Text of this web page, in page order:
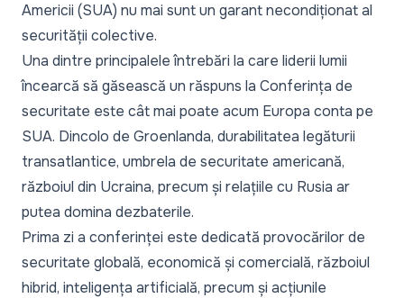
Americii (SUA) nu mai sunt un garant necondiționat al
securității colective.
Una dintre principalele întrebări la care liderii lumii
încearcă să găsească un răspuns la Conferința de
securitate este cât mai poate acum Europa conta pe
SUA. Dincolo de Groenlanda, durabilitatea legăturii
transatlantice, umbrela de securitate americană,
războiul din Ucraina, precum și relațiile cu Rusia ar
putea domina dezbaterile.
Prima zi a conferinței este dedicată provocărilor de
securitate globală, economică și comercială, războiul
hibrid, inteligența artificială, precum și acțiunile